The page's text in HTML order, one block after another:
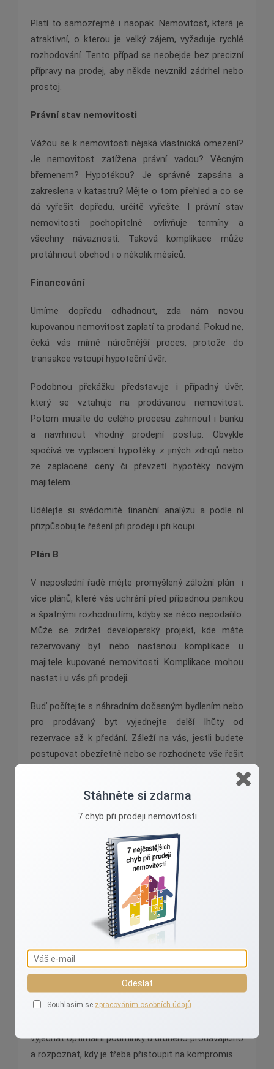
Platí to samozřejmě i naopak. Nemovitost, která je
atraktivní, o kterou je velký zájem, vyžaduje rychlé
rozhodování. Tento případ se neobejde bez precizní
přípravy na prodej, aby někde nevznikl zádrhel nebo
prostoj.
Právní stav nemovitosti
Vážou se k nemovitosti nějaká vlastnická omezení?
Je nemovitost zatížena právní vadou? Věcným
břemenem? Hypotékou? Je správně zapsána a
zakreslena v katastru? Mějte o tom přehled a co se
dá vyřešit dopředu, určitě vyřešte. I právní stav
nemovitosti pochopitelně ovlivňuje termíny a
všechny návaznosti. Taková komplikace může
protáhnout obchod i o několik měsíců.
Financování
Umíme dopředu odhadnout, zda nám novou
kupovanou nemovitost zaplatí ta prodaná. Pokud ne,
čeká vás mírně náročnější proces, protože do
transakce vstoupí hypoteční úvěr.
Podobnou překážku představuje i případný úvěr,
který se vztahuje na prodávanou nemovitost.
Potom musíte do celého procesu zahrnout i banku
a navrhnout vhodný prodejní postup. Obvykle
spočívá ve vyplacení hypotéky z jiných zdrojů nebo
ze zaplacené ceny či převzetí hypotéky novým
majitelem.
Udělejte si svědomitě finanční analýzu a podle ní
přizpůsobujte řešení při prodeji i při koupi.
Plán B
V neposlední řadě mějte promyšlený záložní plán i
více plánů, které vás uchrání před případnou panikou
a špatnými rozhodnutími, kdyby se něco nepodařilo.
Může se zdržet developerský projekt, kde máte
rezervovaný byt nebo nastanou komplikace u
majitele kupované nemovitosti. Komplikace mohou
nastat i u vás při prodeji.
Buď počítejte s náhradním dočasným bydlením nebo
pro prodávaný byt vyjednejte delší lhůty od
rezervace až k předání. Záleží na vás, jestli budete
postupovat obezřetně nebo se rozhodnete vše řešit
Udát se může cokoliv, zkušený makléř si se vším
poradí tak, aby obchody doběhly do úspěšného
Doporučení pro nejčastějšísc énáře
Prodáváte a zároveňsh
áníte nemovitost –
toto je asi nejnáročnější možnost, co se týče
načasování a souběhu dění při obou
V tomto případě je nutné nastavit cenu tak, že
nemovitost prodáte výhodně a do potřebného data.
Následně musíte stihnout uhradit druhé straně kupní
cenu nebo alespoň dostatečnou zálohu (pokud tedy
nemáte ještě jiné volné zdroje).
vyjednat optimální podmínky u druhého prodávajícího
a rozpoznat, kdy je třeba přistoupit na kompromis.
Stáhněte si zdarma
7 chyb při prodeji nemovitosti
Odeslat
Souhlasím se zpracováním osobních údajů